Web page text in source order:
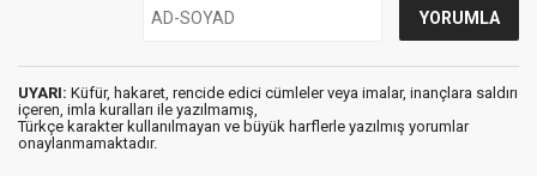
UYARI: Küfür, hakaret, rencide edici cümleler veya imalar, inançlara saldırı
içeren, imla kuralları ile yazılmamış,
Türkçe karakter kullanılmayan ve büyük harflerle yazılmış yorumlar
onaylanmamaktadır.